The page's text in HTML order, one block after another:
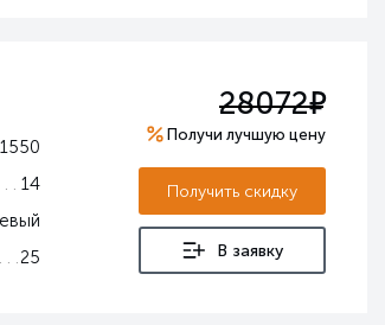
1550
14
25
28072е
Получи лучшую цену
Получить скидку
В заявку